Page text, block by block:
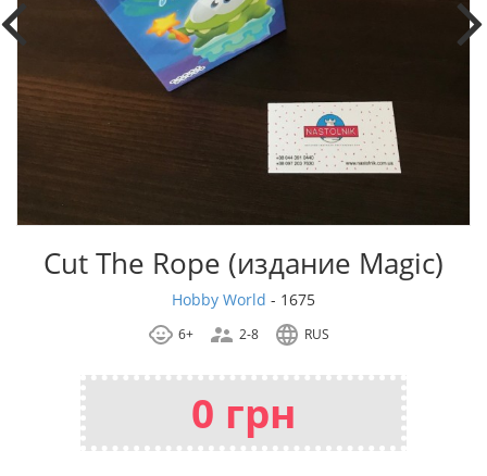
Cut The Rope (издание Magic)
Hobby World - 1675
6+ 2-8 RUS
0 грн